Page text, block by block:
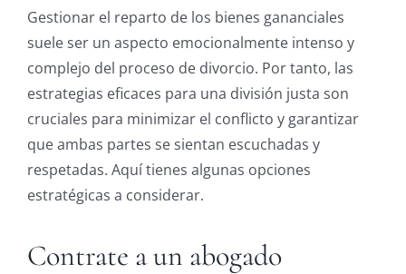
Gestionar el reparto de los bienes gananciales
suele ser un aspecto emocionalmente intenso y
complejo del proceso de divorcio. Por tanto, las
estrategias eficaces para una división justa son
cruciales para minimizar el conflicto y garantizar
que ambas partes se sientan escuchadas y
respetadas. Aquí tienes algunas opciones
estratégicas a considerar.
Contrate a un abogado